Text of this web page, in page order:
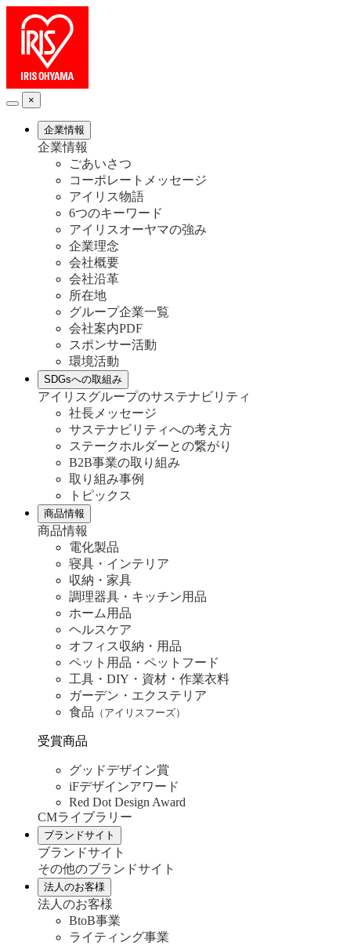
×
企業情報
企業情報
ごあいさつ
コーポレートメッセージ
アイリス物語
6つのキーワード
アイリスオーヤマの強み
企業理念
会社概要
会社沿革
所在地
グループ企業一覧
会社案内PDF
スポンサー活動
環境活動
SDGsへの取組み
アイリスグループのサステナビリティ
社長メッセージ
サステナビリティへの考え方
ステークホルダーとの繋がり
B2B事業の取り組み
取り組み事例
トピックス
商品情報
商品情報
電化製品
寝具・インテリア
収納・家具
調理器具・キッチン用品
ホーム用品
ヘルスケア
オフィス収納・用品
ペット用品・ペットフード
工具・DIY・資材・作業衣料
ガーデン・エクステリア
食品 （アイリスフーズ）
受賞商品
グッドデザイン賞
iFデザインアワード
Red Dot Design Award
CMライブラリー
ブランドサイト
ブランドサイト
その他のブランドサイト
法人のお客様
法人のお客様
BtoB事業
ライティング事業